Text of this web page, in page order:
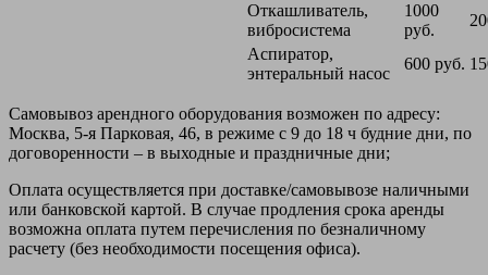
Откашливатель,
вибросистема
1000
руб.
Аспиратор,
энтеральный насос
600 руб.
Самовывоз арендного оборудования возможен по адресу:
Москва, 5-я Парковая, 46, в режиме с 9 до 18 ч будние дни, по
договоренности – в выходные и праздничные дни;
Оплата осуществляется при доставке/самовывозе наличными
или банковской картой. В случае продления срока аренды
возможна оплата путем перечисления по безналичному
расчету (без необходимости посещения офиса).